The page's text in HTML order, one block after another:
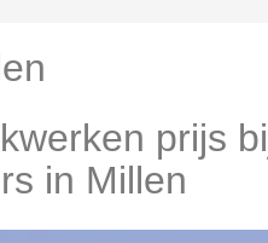
prijs
in Millen